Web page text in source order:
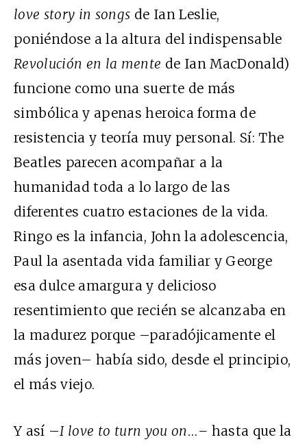
love story in songs de Ian Leslie,
poniéndose a la altura del indispensable
Revolución en la mente de Ian MacDonald)
funcione como una suerte de más
simbólica y apenas heroica forma de
resistencia y teoría muy personal. Sí: The
Beatles parecen acompañar a la
humanidad toda a lo largo de las
diferentes cuatro estaciones de la vida.
Ringo es la infancia, John la adolescencia,
Paul la asentada vida familiar y George
esa dulce amargura y delicioso
resentimiento que recién se alcanzaba en
la madurez porque –paradójicamente el
más joven– había sido, desde el principio,
el más viejo.
Y así –I love to turn you on…– hasta que la